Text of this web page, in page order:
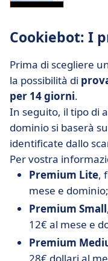
Cookiebot: I
Prima di scegliere
la possibilità di
per 14 giorni.
In seguito, il tipo di
dominio si baserà
identificate dallo
Per vostra
Premium Lite,
mese e dominio;
Premium Small
12€ al mese e
Premium